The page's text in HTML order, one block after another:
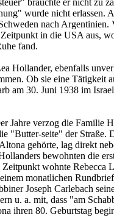
brauchte er nicht zu
wurde nicht erlassen.
nach Argentinien.
Zeitpunkt in die USA aus,
fand.
Hollander, ebenfalls
Ob sie eine Tätigkeit
am 30. Juni 1938 im
Jahre verzog die Familie
"Butter-seite" der Straße.
gehörte, lag direkt
bewohnten die
Zeitpunkt wohnte Rebecca
monatlichen
Joseph Carlebach
u. a. mit, dass "am
ihren 80. Geburtstag